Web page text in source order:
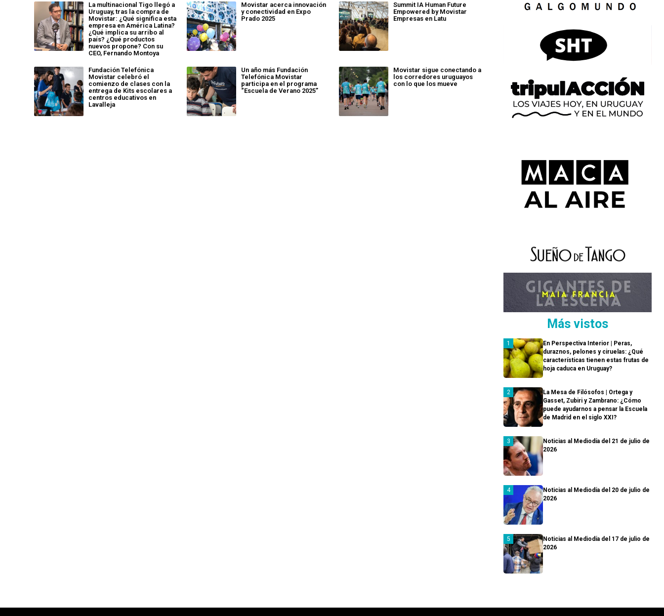
La multinacional Tigo llegó a
Uruguay, tras la compra de
Movistar: ¿Qué significa esta
empresa en América Latina?
¿Qué implica su arribo al
país? ¿Qué productos
nuevos propone? Con su
CEO, Fernando Montoya
Movistar acerca innovación
y conectividad en Expo
Prado 2025
Summit IA Human Future
Empowered by Movistar
Empresas en Latu
Fundación Telefónica
Movistar celebró el
comienzo de clases con la
entrega de Kits escolares a
centros educativos en
Lavalleja
Un año más Fundación
Telefónica Movistar
participa en el programa
“Escuela de Verano 2025”
Movistar sigue conectando a
los corredores uruguayos
con lo que los mueve
Más vistos
En Perspectiva Interior | Peras,
duraznos, pelones y ciruelas: ¿Qué
características tienen estas frutas de
hoja caduca en Uruguay?
La Mesa de Filósofos | Ortega y
Gasset, Zubiri y Zambrano: ¿Cómo
puede ayudarnos a pensar la Escuela
de Madrid en el siglo XXI?
Noticias al Mediodía del 21 de julio de
2026
Noticias al Mediodía del 20 de julio de
2026
Noticias al Mediodía del 17 de julio de
2026